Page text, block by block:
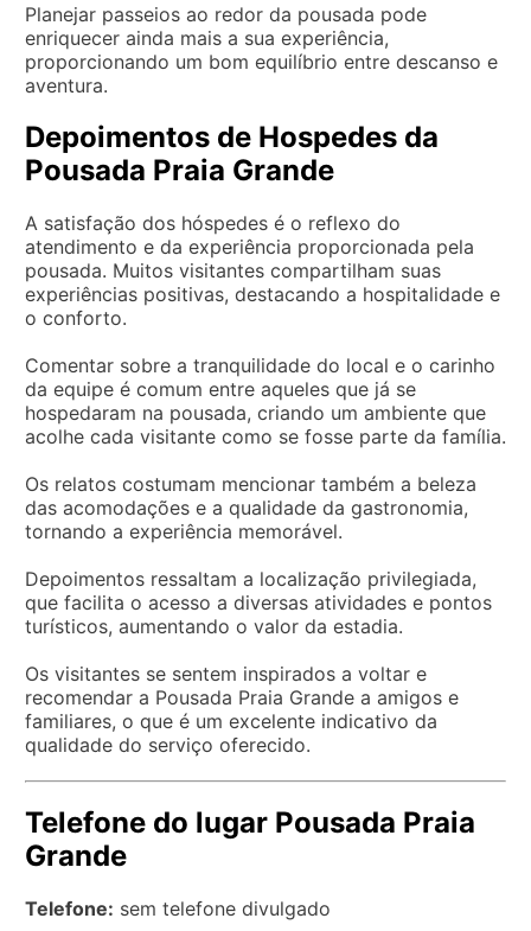
Planejar passeios ao redor da pousada pode
enriquecer ainda mais a sua experiência,
proporcionando um bom equilíbrio entre descanso e
aventura.
Depoimentos de Hospedes da
Pousada Praia Grande
A satisfação dos hóspedes é o reflexo do
atendimento e da experiência proporcionada pela
pousada. Muitos visitantes compartilham suas
experiências positivas, destacando a hospitalidade e
o conforto.
Comentar sobre a tranquilidade do local e o carinho
da equipe é comum entre aqueles que já se
hospedaram na pousada, criando um ambiente que
acolhe cada visitante como se fosse parte da família.
Os relatos costumam mencionar também a beleza
das acomodações e a qualidade da gastronomia,
tornando a experiência memorável.
Depoimentos ressaltam a localização privilegiada,
que facilita o acesso a diversas atividades e pontos
turísticos, aumentando o valor da estadia.
Os visitantes se sentem inspirados a voltar e
recomendar a Pousada Praia Grande a amigos e
familiares, o que é um excelente indicativo da
qualidade do serviço oferecido.
Telefone do lugar Pousada Praia
Grande
Telefone: sem telefone divulgado